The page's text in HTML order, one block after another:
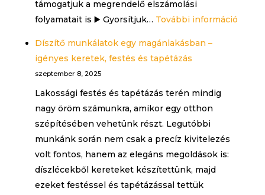
támogatjuk a megrendelő elszámolási
folyamatait is ▶️ Gyorsítjuk… További információ:
Díszítő munkálatok egy magánlakásban –
igényes keretek, festés és tapétázás
szeptember 8, 2025
Lakossági festés és tapétázás terén mindig
nagy öröm számunkra, amikor egy otthon
szépítésében vehetünk részt. Legutóbbi
munkánk során nem csak a precíz kivitelezés
volt fontos, hanem az elegáns megoldások is:
díszlécekből kereteket készítettünk, majd
ezeket festéssel és tapétázással tettük